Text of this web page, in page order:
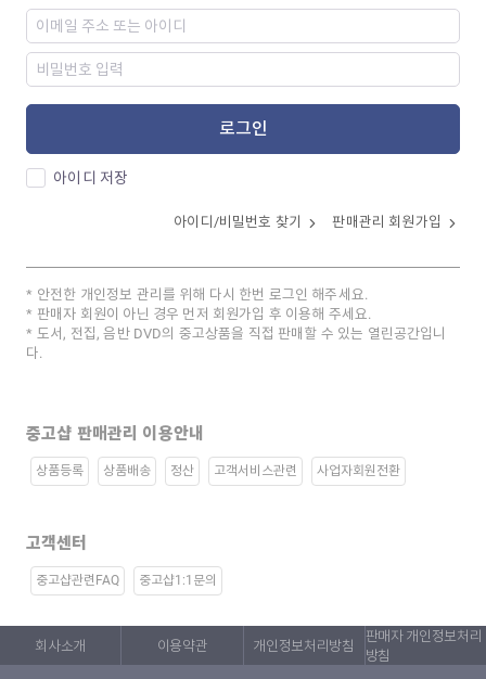
로그인
아이디 저장
아이디/비밀번호 찾기 판매관리 회원가입
안전한 개인정보 관리를 위해 다시 한번 로그인 해주세요.
판매자 회원이 아닌 경우 먼저 회원가입 후 이용해 주세요.
도서, 전집, 음반 DVD의 중고상품을 직접 판매할 수 있는 열린공간입니
다.
중고샵 판매관리 이용안내
상품등록 상품배송 정산 고객서비스관련 사업자회원전환
고객센터
중고샵관련FAQ 중고샵1:1문의
회사소개 이용약관 개인정보처리방침
판매자 개인정보처리
방침